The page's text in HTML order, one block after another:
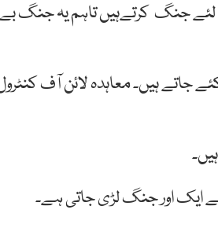
کے لئے جنگ کرتےہیں تاہم یہ جنگ بے
کئے جاتے ہیں۔ معاہدہ لائن آف